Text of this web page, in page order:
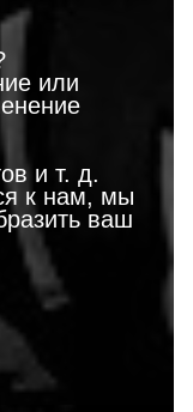
или
и т. д.
к нам, мы
ваш